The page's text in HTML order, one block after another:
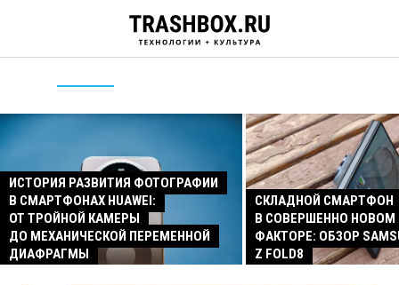
ИСТОРИЯ РАЗВИТИЯ ФОТОГРАФИИ
В СМАРТФОНАХ HUAWEI:
ОТ ТРОЙНОЙ КАМЕРЫ
ДО МЕХАНИЧЕСКОЙ ПЕРЕМЕННОЙ
ДИАФРАГМЫ
СКЛАДНОЙ СМАРТФОН
В СОВЕРШЕННО
ФАКТОРЕ: ОБЗОР
Z FOLD8